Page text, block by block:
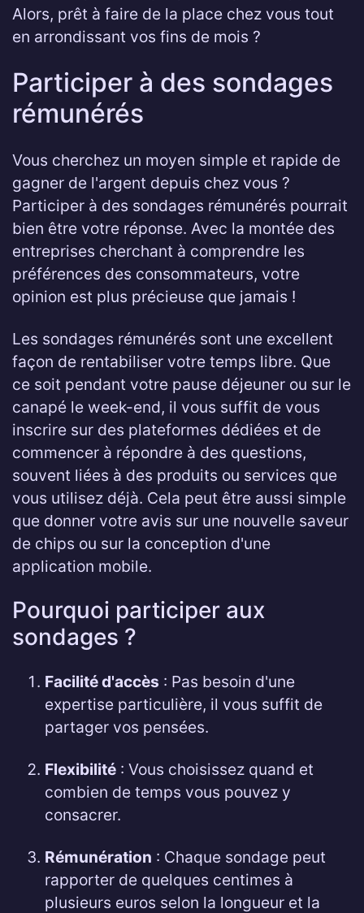
Alors, prêt à faire de la place chez vous tout
en arrondissant vos fins de mois ?
Participer à des sondages
rémunérés
Vous cherchez un moyen simple et rapide de
gagner de l'argent depuis chez vous ?
Participer à des sondages rémunérés pourrait
bien être votre réponse. Avec la montée des
entreprises cherchant à comprendre les
préférences des consommateurs, votre
opinion est plus précieuse que jamais !
Les sondages rémunérés sont une excellent
façon de rentabiliser votre temps libre. Que
ce soit pendant votre pause déjeuner ou sur le
canapé le week-end, il vous suffit de vous
inscrire sur des plateformes dédiées et de
commencer à répondre à des questions,
souvent liées à des produits ou services que
vous utilisez déjà. Cela peut être aussi simple
que donner votre avis sur une nouvelle saveur
de chips ou sur la conception d'une
application mobile.
Pourquoi participer aux
sondages ?
Facilité d'accès : Pas besoin d'une
expertise particulière, il vous suffit de
partager vos pensées.
Flexibilité : Vous choisissez quand et
combien de temps vous pouvez y
consacrer.
Rémunération : Chaque sondage peut
rapporter de quelques centimes à
plusieurs euros selon la longueur et la